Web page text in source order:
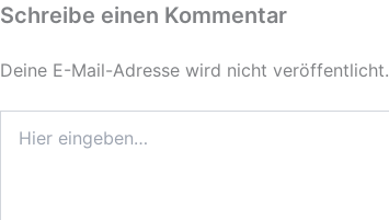
Schreibe einen Kommentar
Deine E-Mail-Adresse wird nicht veröffentlicht.
eingeben…